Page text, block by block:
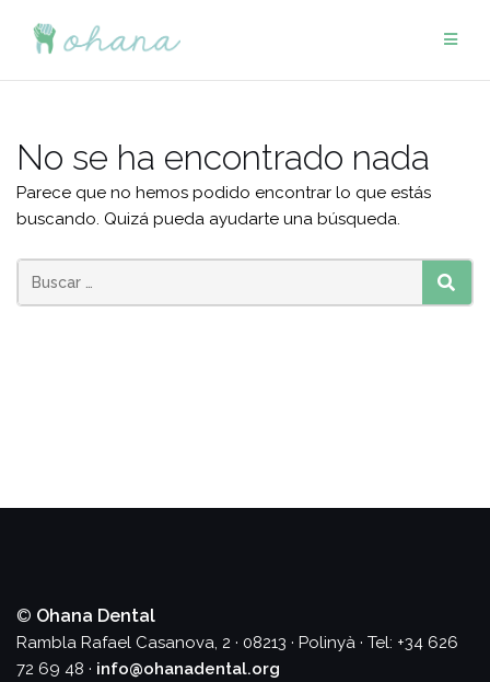
No se ha encontrado nada
Parece que no hemos podido encontrar lo que estás
buscando. Quizá pueda ayudarte una búsqueda.
Buscar:
© Ohana Dental
Rambla Rafael Casanova, 2 · 08213 · Polinyà · Tel: +34 626
72 69 48 · info@ohanadental.org